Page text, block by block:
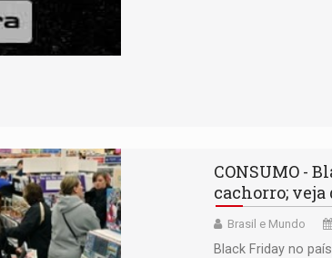
CONSUMO -
cachorro; veja
Brasil e Mundo
Black Friday no